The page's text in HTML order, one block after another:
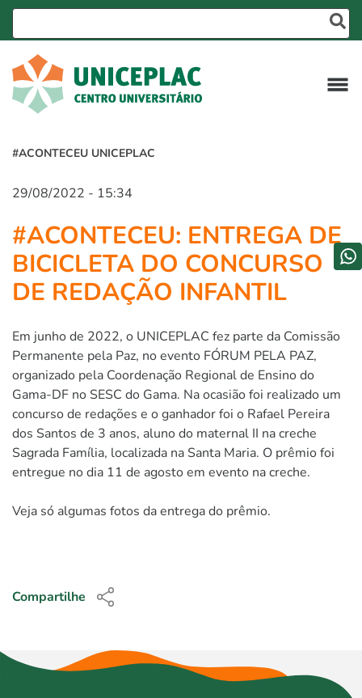
#ACONTECEU UNICEPLAC
29/08/2022 - 15:34
#ACONTECEU: ENTREGA DE
BICICLETA DO CONCURSO
DE REDAÇÃO INFANTIL
Em junho de 2022, o UNICEPLAC fez parte da Comissão
Permanente pela Paz, no evento FÓRUM PELA PAZ,
organizado pela Coordenação Regional de Ensino do
Gama-DF no SESC do Gama. Na ocasião foi realizado um
concurso de redações e o ganhador foi o Rafael Pereira
dos Santos de 3 anos, aluno do maternal II na creche
Sagrada Família, localizada na Santa Maria. O prêmio foi
entregue no dia 11 de agosto em evento na creche.
Veja só algumas fotos da entrega do prêmio.
Compartilhe